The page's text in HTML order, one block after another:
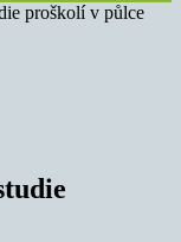
proškolí v půlce